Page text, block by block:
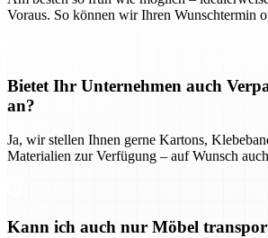
Voraus. So können wir Ihren Wunschtermin
Bietet Ihr Unternehmen auch
an?
Ja, wir stellen Ihnen gerne Kartons,
Materialien zur Verfügung – auf Wunsch
Kann ich auch nur Möbel